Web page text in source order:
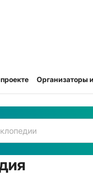
Организаторы
не нашлось